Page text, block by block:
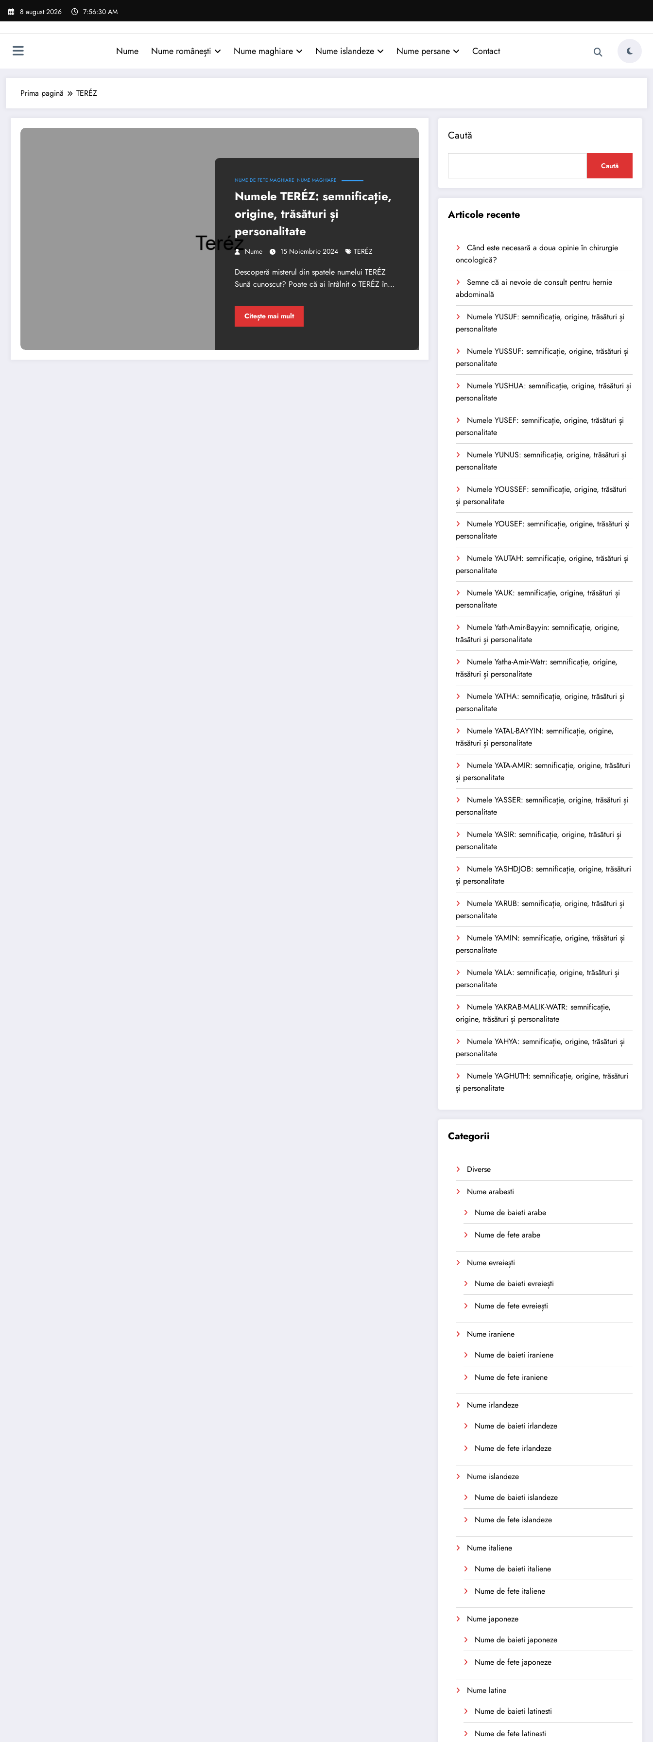
Sari
8 august 2026 7:56:31 AM
Nume Nume românești Nume maghiare Nume islandeze Nume persane Contact
Prima pagină TERÉZ
NUME DE FETE MAGHIARE NUME MAGHIARE
Numele TERÉZ: semnificație,
origine, trăsături și
personalitate
Nume 15 Noiembrie 2024 TERÉZ
Descoperă misterul din spatele numelui TERÉZ
Sună cunoscut? Poate că ai întâlnit o TERÉZ în…
Citește mai mult
Caută
Caută
Articole recente
Când este necesară a doua opinie în chirurgie
oncologică?
Semne că ai nevoie de consult pentru hernie
abdominală
Numele YUSUF: semnificație, origine, trăsături și
personalitate
Numele YUSSUF: semnificație, origine, trăsături și
personalitate
Numele YUSHUA: semnificație, origine, trăsături și
personalitate
Numele YUSEF: semnificație, origine, trăsături și
personalitate
Numele YUNUS: semnificație, origine, trăsături și
personalitate
Numele YOUSSEF: semnificație, origine, trăsături
și personalitate
Numele YOUSEF: semnificație, origine, trăsături și
personalitate
Numele YAUTAH: semnificație, origine, trăsături și
personalitate
Numele YAUK: semnificație, origine, trăsături și
personalitate
Numele Yath-Amir-Bayyin: semnificație, origine,
trăsături și personalitate
Numele Yatha-Amir-Watr: semnificație, origine,
trăsături și personalitate
Numele YATHA: semnificație, origine, trăsături și
personalitate
Numele YATAL-BAYYIN: semnificație, origine,
trăsături și personalitate
Numele YATA-AMIR: semnificație, origine, trăsături
și personalitate
Numele YASSER: semnificație, origine, trăsături și
personalitate
Numele YASIR: semnificație, origine, trăsături și
personalitate
Numele YASHDJOB: semnificație, origine, trăsături
și personalitate
Numele YARUB: semnificație, origine, trăsături și
personalitate
Numele YAMIN: semnificație, origine, trăsături și
personalitate
Numele YALA: semnificație, origine, trăsături și
personalitate
Numele YAKRAB-MALIK-WATR: semnificație,
origine, trăsături și personalitate
Numele YAHYA: semnificație, origine, trăsături și
personalitate
Numele YAGHUTH: semnificație, origine, trăsături
și personalitate
Categorii
Diverse
Nume arabesti
Nume de baieti arabe
Nume de fete arabe
Nume evreiești
Nume de baieti evreiești
Nume de fete evreiești
Nume iraniene
Nume de baieti iraniene
Nume de fete iraniene
Nume irlandeze
Nume de baieti irlandeze
Nume de fete irlandeze
Nume islandeze
Nume de baieti islandeze
Nume de fete islandeze
Nume italiene
Nume de baieti italiene
Nume de fete italiene
Nume japoneze
Nume de baieti japoneze
Nume de fete japoneze
Nume latine
Nume de baieti latinesti
Nume de fete latinesti